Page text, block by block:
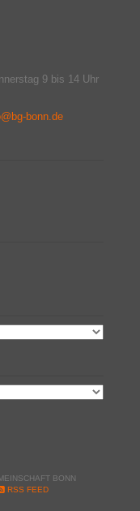
9 bis 14 Uhr
bonn.de
BONN
RSS FEED